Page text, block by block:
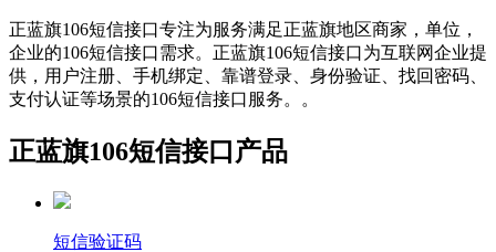
正蓝旗106短信接口专注为服务满足正蓝旗地区商家，单位，
企业的106短信接口需求。正蓝旗106短信接口为互联网企业提
供，用户注册、手机绑定、靠谱登录、身份验证、找回密码、
支付认证等场景的106短信接口服务。。
正蓝旗106短信接口产品
短信验证码